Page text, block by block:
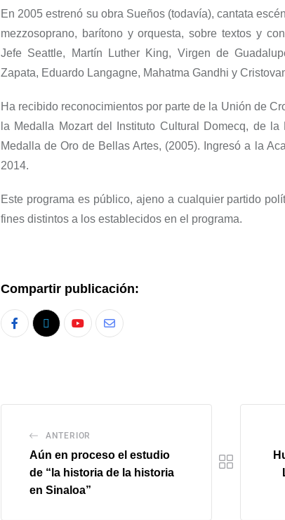
En 2005 estrenó su obra Sueños (todavía), cantata
mezzosoprano, barítono y orquesta, sobre textos y
Jefe Seattle, Martín Luther King, Virgen de
Zapata, Eduardo Langagne, Mahatma Gandhi y
Ha recibido reconocimientos por parte de la Unión de
la Medalla Mozart del Instituto Cultural
Domecq, de la
Medalla de Oro de Bellas Artes, (2005).
Ingresó a la
2014.
Este programa es público, ajeno a cualquier partido
fines distintos a los establecidos en el programa.
Compartir publicación:
ANTERIOR
Aún en proceso el estudio
de “la historia de la historia
en Sinaloa”